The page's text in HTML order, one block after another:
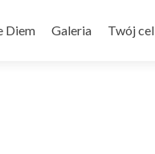
Diem Galeria Twój cel